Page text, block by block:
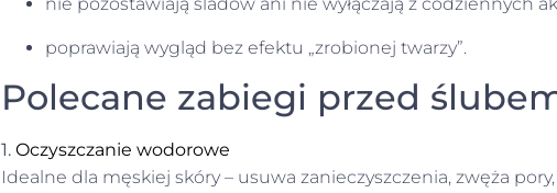
poprawiają wygląd bez efektu „zrobionej twarzy”.
Polecane zabiegi przed
1. Oczyszczanie wodorowe
Idealne dla męskiej skóry – usuwa zanieczyszczenia, zwęża